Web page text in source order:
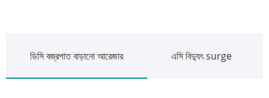
ডিসি বজ্রপাত বাড়ানো আরেজার এসি বিদ্যুৎ surge